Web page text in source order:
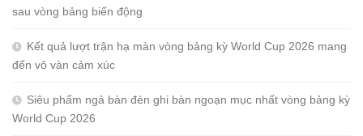
sau vòng bảng biến động
Kết quả lượt trận hạ màn vòng bảng kỳ World Cup 2026 mang
đến vô vàn cảm xúc
Siêu phẩm ngả bàn đèn ghi bàn ngoạn mục nhất vòng bảng kỳ
World Cup 2026